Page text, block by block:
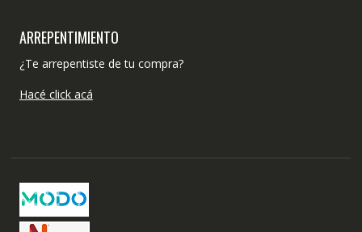
ARREPENTIMIENTO
¿Te arrepentiste de tu compra?
Hacé click acá